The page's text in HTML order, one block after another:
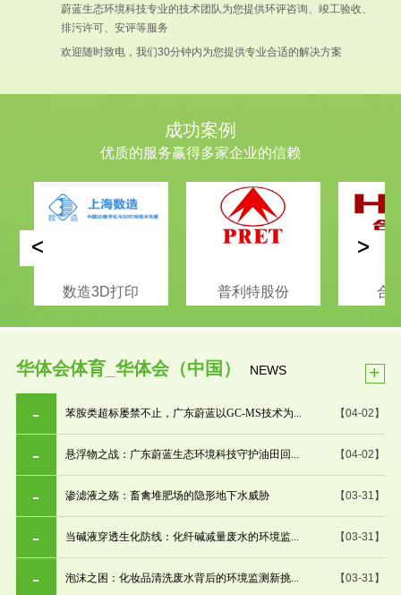
蔚蓝生态环境科技专业的技术团队为您提供环评咨询、竣工验收、
排污许可、安评等服务
欢迎随时致电，我们30分钟内为您提供专业合适的解决方案
成功案例
优质的服务赢得多家企业的信赖
数造3D打印 普利特股份 合
< >
华体会体育_华体会（中国） NEWS +
【04-02】
苯胺类超标屡禁不止，广东蔚蓝以GC-MS技术为...
【04-02】
悬浮物之战：广东蔚蓝生态环境科技守护油田回...
【03-31】
渗滤液之殇：畜禽堆肥场的隐形地下水威胁
【03-31】
当碱液穿透生化防线：化纤碱减量废水的环境监...
【03-31】
泡沫之困：化妆品清洗废水背后的环境监测新挑...